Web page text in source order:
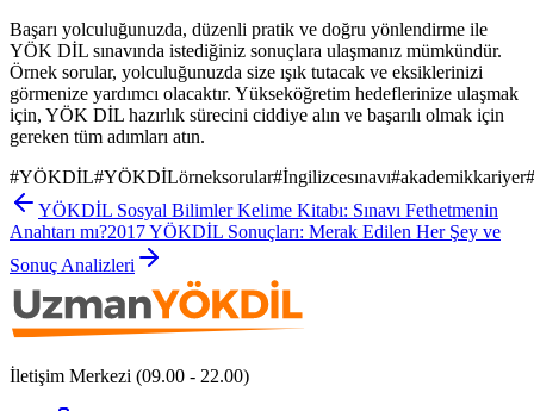
Başarı yolculuğunuzda, düzenli pratik ve doğru yönlendirme ile
YÖK DİL sınavında istediğiniz sonuçlara ulaşmanız mümkündür.
Örnek sorular, yolculuğunuzda size ışık tutacak ve eksiklerinizi
görmenize yardımcı olacaktır. Yükseköğretim hedeflerinize ulaşmak
için, YÖK DİL hazırlık sürecini ciddiye alın ve başarılı olmak için
gereken tüm adımları atın.
#YÖKDİL#YÖKDİLörneksorular#İngilizcesınavı#akademikkariyer#
YÖKDİL Sosyal Bilimler Kelime Kitabı: Sınavı Fethetmenin
Anahtarı mı?2017 YÖKDİL Sonuçları: Merak Edilen Her Şey ve
Sonuç Analizleri
İletişim Merkezi (09.00 - 22.00)